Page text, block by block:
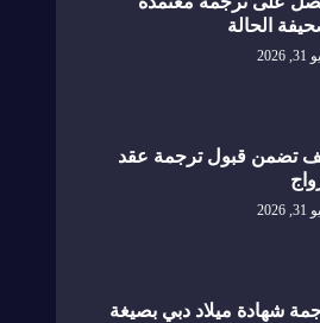
الحالة
تضمن قبول ترجمة عقد
شهادة ميلاد دبي بصيغة